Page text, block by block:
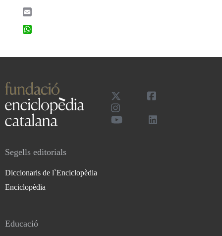
Segells editorials
Diccionaris de l`Enciclopèdia
Enciclopèdia
Educació